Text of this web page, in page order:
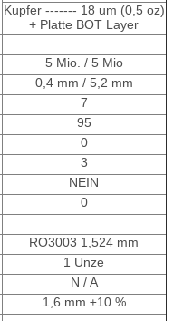
Kupfer ------- 18 um (0,5 oz)
+ Platte BOT Layer
5 Mio. / 5 Mio
0,4 mm / 5,2 mm
7
95
0
3
NEIN
0
RO3003 1,524 mm
1 Unze
N / A
1,6 mm ±10 %